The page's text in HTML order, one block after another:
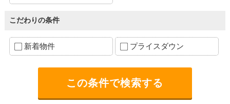
こだわりの条件
新着物件 プライスダウン